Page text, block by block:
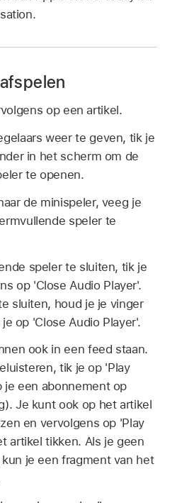
op een artikel.
weer te geven, tik je
in het scherm om de
te openen.
de minispeler, veeg je
speler te
speler te sluiten, tik je
op 'Close Audio Player'.
sluiten, houd je je vinger
op 'Close Audio Player'.
ook in een feed staan.
tik je op 'Play
je een abonnement op
Je kunt ook op het artikel
en vervolgens op 'Play
artikel tikken. Als je geen
je een fragment van het